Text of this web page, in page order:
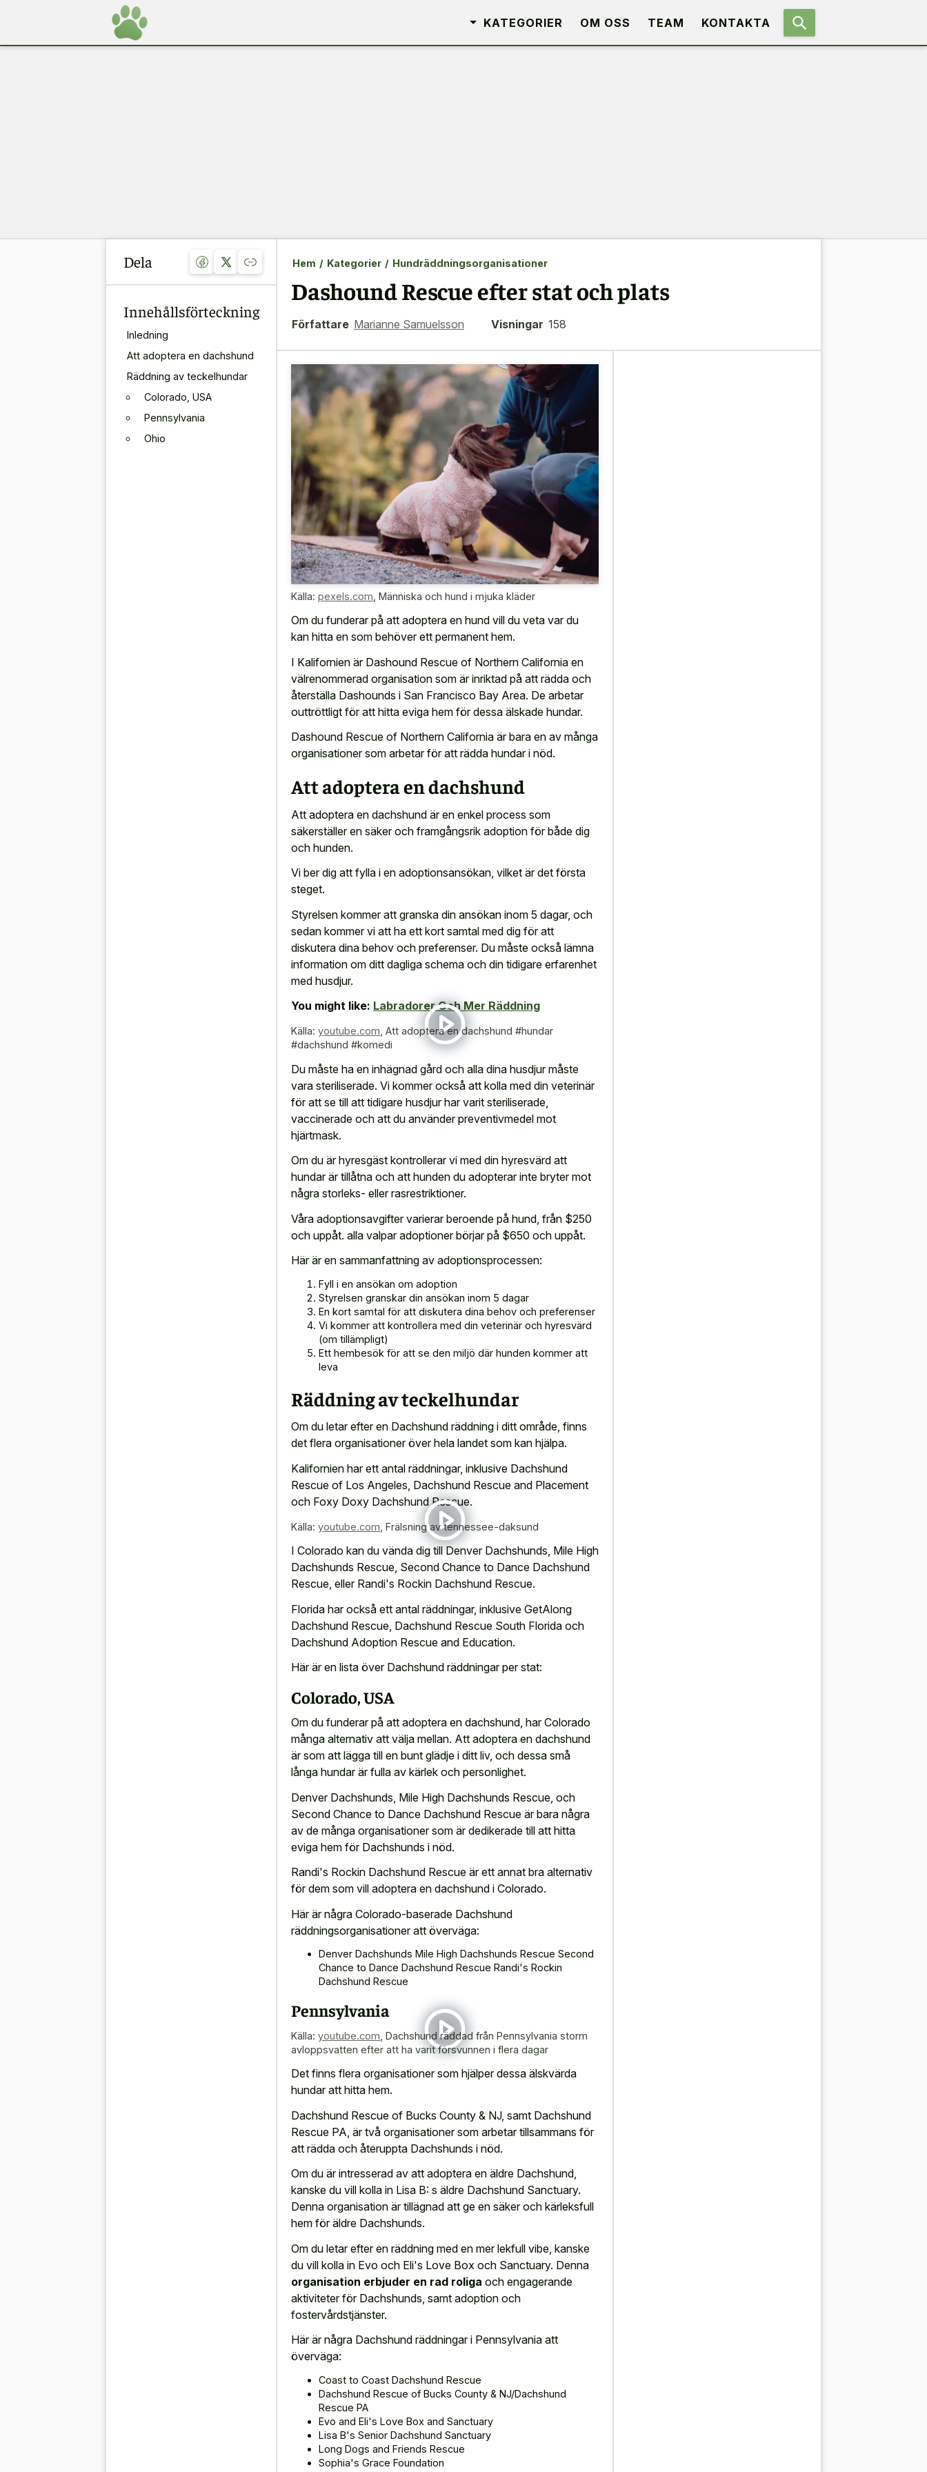
KATEGORIER OM OSS TEAM KONTAKTA
Dela
Innehållsförteckning
Inledning
Att adoptera en dachshund
Räddning av teckelhundar
Colorado, USA
Pennsylvania
Ohio
Hem / Kategorier / Hundräddningsorganisationer
Dashound Rescue efter stat och plats
Författare Marianne Samuelsson Visningar 158
Källa: pexels.com Människa och hund i mjuka kläder
Om du funderar på att adoptera en hund vill du veta var du
kan hitta en som behöver ett permanent hem.
I Kalifornien är Dashound Rescue of Northern California en
välrenommerad organisation som är inriktad på att rädda och
återställa Dashounds i San Francisco Bay Area. De arbetar
outtröttligt för att hitta eviga hem för dessa älskade hundar.
Dashound Rescue of Northern California är bara en av många
organisationer som arbetar för att rädda hundar i nöd.
Att adoptera en dachshund
Att adoptera en dachshund är en enkel process som
säkerställer en säker och framgångsrik adoption för både dig
och hunden.
Vi ber dig att fylla i en adoptionsansökan, vilket är det första
steget.
Styrelsen kommer att granska din ansökan inom 5 dagar, och
sedan kommer vi att ha ett kort samtal med dig för att
diskutera dina behov och preferenser. Du måste också lämna
information om ditt dagliga schema och din tidigare erfarenhet
med husdjur.
You might like: Labradorer Och Mer Räddning
Källa: youtube.com Att adoptera en dachshund #hundar
#dachshund #komedi
Du måste ha en inhägnad gård och alla dina husdjur måste
vara steriliserade. Vi kommer också att kolla med din veterinär
för att se till att tidigare husdjur har varit steriliserade,
vaccinerade och att du använder preventivmedel mot
hjärtmask.
Om du är hyresgäst kontrollerar vi med din hyresvärd att
hundar är tillåtna och att hunden du adopterar inte bryter mot
några storleks- eller rasrestriktioner.
Våra adoptionsavgifter varierar beroende på hund, från $250
och uppåt. alla valpar adoptioner börjar på $650 och uppåt.
Här är en sammanfattning av adoptionsprocessen:
Fyll i en ansökan om adoption
Styrelsen granskar din ansökan inom 5 dagar
En kort samtal för att diskutera dina behov och preferenser
Vi kommer att kontrollera med din veterinär och hyresvärd
(om tillämpligt)
Ett hembesök för att se den miljö där hunden kommer att
leva
Räddning av teckelhundar
Om du letar efter en Dachshund räddning i ditt område, finns
det flera organisationer över hela landet som kan hjälpa.
Kalifornien har ett antal räddningar, inklusive Dachshund
Rescue of Los Angeles, Dachshund Rescue and Placement
och Foxy Doxy Dachshund Rescue.
Källa: youtube.com Frälsning av tennessee-daksund
I Colorado kan du vända dig till Denver Dachshunds, Mile High
Dachshunds Rescue, Second Chance to Dance Dachshund
Rescue, eller Randi's Rockin Dachshund Rescue.
Florida har också ett antal räddningar, inklusive GetAlong
Dachshund Rescue, Dachshund Rescue South Florida och
Dachshund Adoption Rescue and Education.
Här är en lista över Dachshund räddningar per stat:
Colorado, USA
Om du funderar på att adoptera en dachshund, har Colorado
många alternativ att välja mellan. Att adoptera en dachshund
är som att lägga till en bunt glädje i ditt liv, och dessa små
långa hundar är fulla av kärlek och personlighet.
Denver Dachshunds, Mile High Dachshunds Rescue, och
Second Chance to Dance Dachshund Rescue är bara några
av de många organisationer som är dedikerade till att hitta
eviga hem för Dachshunds i nöd.
Randi's Rockin Dachshund Rescue är ett annat bra alternativ
för dem som vill adoptera en dachshund i Colorado.
Här är några Colorado-baserade Dachshund
räddningsorganisationer att överväga:
Denver Dachshunds Mile High Dachshunds Rescue Second
Chance to Dance Dachshund Rescue Randi's Rockin
Dachshund Rescue
Pennsylvania
Källa: youtube.com Dachshund räddad från Pennsylvania storm
avloppsvatten efter att ha varit försvunnen i flera dagar
Det finns flera organisationer som hjälper dessa älskvärda
hundar att hitta hem.
Dachshund Rescue of Bucks County & NJ, samt Dachshund
Rescue PA, är två organisationer som arbetar tillsammans för
att rädda och återuppta Dachshunds i nöd.
Om du är intresserad av att adoptera en äldre Dachshund,
kanske du vill kolla in Lisa B: s äldre Dachshund Sanctuary.
Denna organisation är tillägnad att ge en säker och kärleksfull
hem för äldre Dachshunds.
Om du letar efter en räddning med en mer lekfull vibe, kanske
du vill kolla in Evo och Eli's Love Box och Sanctuary. Denna
organisation erbjuder en rad roliga och engagerande
aktiviteter för Dachshunds, samt adoption och
fostervårdstjänster.
Här är några Dachshund räddningar i Pennsylvania att
överväga:
Coast to Coast Dachshund Rescue
Dachshund Rescue of Bucks County & NJ/Dachshund
Rescue PA
Evo and Eli's Love Box and Sanctuary
Lisa B's Senior Dachshund Sanctuary
Long Dogs and Friends Rescue
Sophia's Grace Foundation